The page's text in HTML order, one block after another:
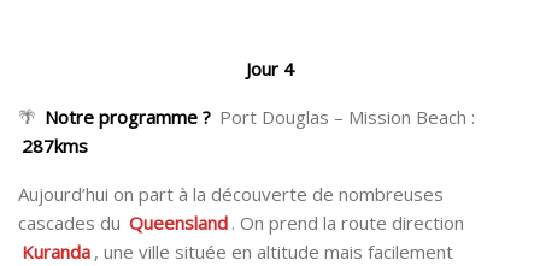
Jour 4
🌴 Notre programme ? Port Douglas – Mission Beach :
287kms
Aujourd’hui on part à la découverte de nombreuses
cascades du Queensland . On prend la route direction
Kuranda , une ville située en altitude mais facilement